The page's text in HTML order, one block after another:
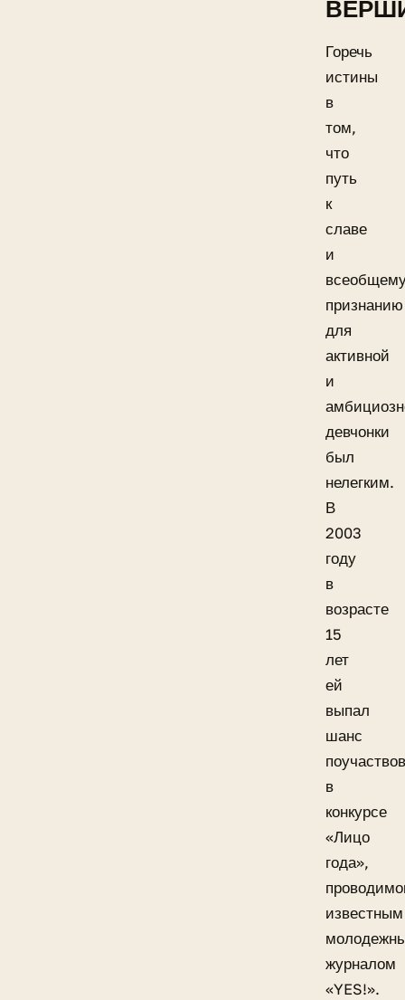
Горечь
истины
в
том,
что
путь
к
славе
и
признанию
для
активной
и
девчонки
был
нелегким.
В
2003
году
в
возрасте
15
лет
ей
выпал
шанс
в
конкурсе
«Лицо
года»,
известным
журналом
«YES!».